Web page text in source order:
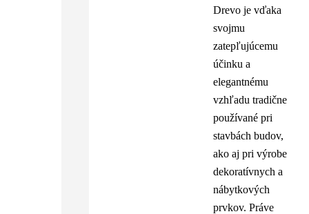
Drevo je vďaka
svojmu
zatepľujúcemu
účinku a
elegantnému
vzhľadu tradične
používané pri
stavbách budov,
ako aj pri výrobe
dekoratívnych a
nábytkových
prvkov. Práve